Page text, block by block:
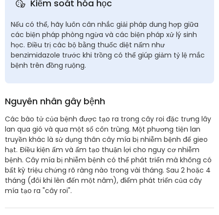
Kiểm soát hóa học
Nếu có thể, hãy luôn cân nhắc giải pháp dung hợp giữa
các biện pháp phòng ngừa và các biện pháp xử lý sinh
học. Điều trị các bộ bằng thuốc diệt nấm như
benzimidazole trước khi trồng có thể giúp giảm tỷ lệ mắc
bệnh trên đồng ruộng.
Nguyên nhân gây bệnh
Các bào tử của bệnh được tạo ra trong cây roi đặc trưng lây
lan qua gió và qua một số côn trùng. Một phương tiện lan
truyền khác là sử dụng thân cây mía bị nhiễm bệnh để gieo
hạt. Điều kiện ấm và ẩm tạo thuận lợi cho nguy cơ nhiễm
bệnh. Cây mía bị nhiễm bệnh có thể phát triển mà không có
bất kỳ triệu chứng rõ ràng nào trong vài tháng. Sau 2 hoặc 4
tháng (đôi khi lên đến một năm), điểm phát triển của cây
mía tạo ra "cây roi".